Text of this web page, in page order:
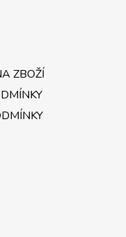
ZBOŽÍ